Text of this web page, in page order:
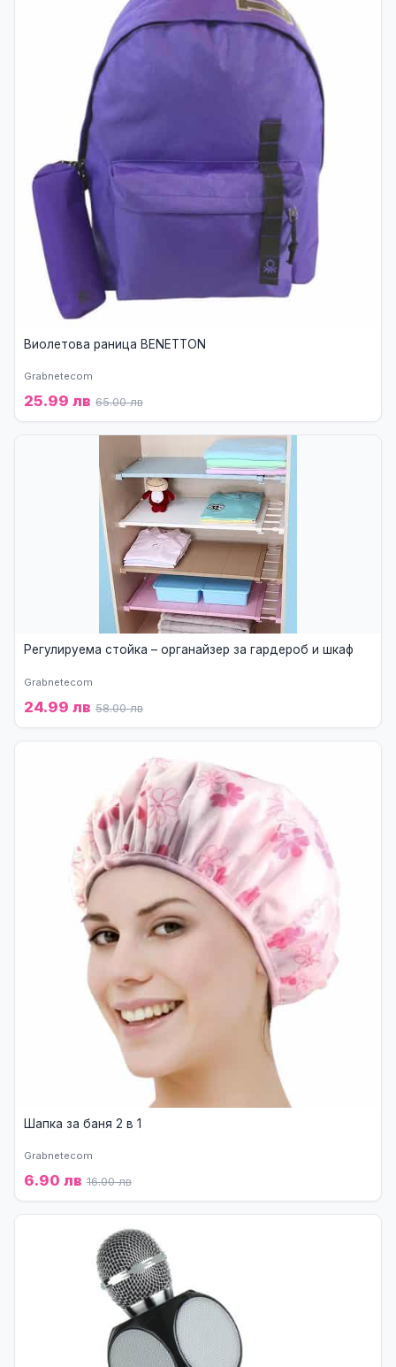
Виолетова раница BENETTON
Grabnetecom
25.99 лв 65.00 лв
Регулируема стойка – органайзер за гардероб и шкаф
Grabnetecom
24.99 лв 58.00 лв
Шапка за баня 2 в 1
Grabnetecom
6.90 лв 16.00 лв